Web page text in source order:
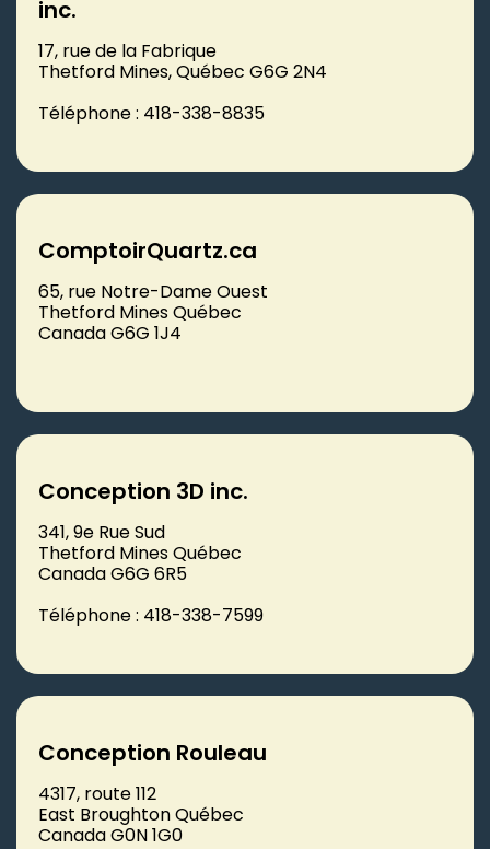
inc.
17, rue de la Fabrique
Thetford Mines, Québec G6G 2N4
Téléphone : 418-338-8835
ComptoirQuartz.ca
65, rue Notre-Dame Ouest
Thetford Mines Québec
Canada G6G 1J4
Conception 3D inc.
341, 9e Rue Sud
Thetford Mines Québec
Canada G6G 6R5
Téléphone : 418-338-7599
Conception Rouleau
4317, route 112
East Broughton Québec
Canada G0N 1G0